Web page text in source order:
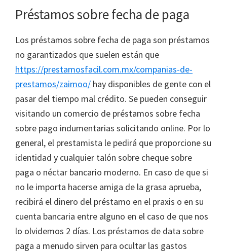
Préstamos sobre fecha de paga
Los préstamos sobre fecha de paga son préstamos
no garantizados que suelen están que
https://prestamosfacil.com.mx/companias-de-
prestamos/zaimoo/ hay disponibles de gente con el
pasar del tiempo mal crédito. Se pueden conseguir
visitando un comercio de préstamos sobre fecha
sobre pago indumentarias solicitando online. Por lo
general, el prestamista le pedirá que proporcione su
identidad y cualquier talón sobre cheque sobre
paga o néctar bancario moderno. En caso de que si
no le importa hacerse amiga de la grasa aprueba,
recibirá el dinero del préstamo en el praxis o en su
cuenta bancaria entre alguno en el caso de que nos
lo olvidemos 2 días. Los préstamos de data sobre
paga a menudo sirven para ocultar las gastos